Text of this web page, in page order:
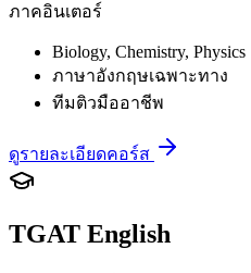
ภาคอินเตอร์
Biology, Chemistry, Physics
ภาษาอังกฤษเฉพาะทาง
ทีมติวมืออาชีพ
ดูรายละเอียดคอร์ส
TGAT English